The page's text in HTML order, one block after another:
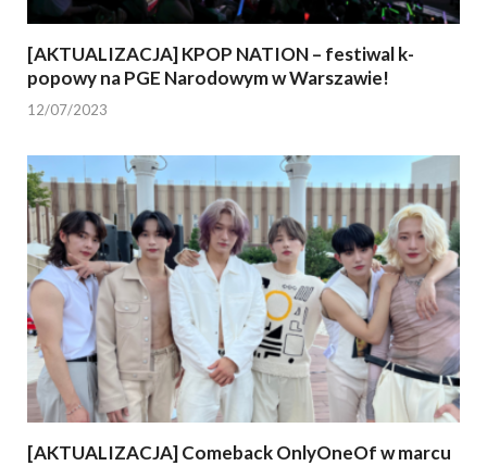
[AKTUALIZACJA] KPOP NATION – festiwal k-
popowy na PGE Narodowym w Warszawie!
12/07/2023
[AKTUALIZACJA] Comeback OnlyOneOf w marcu